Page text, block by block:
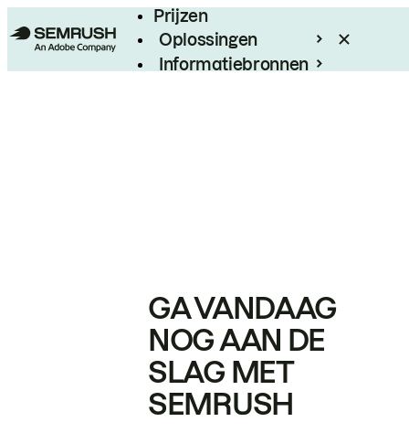
Prijzen
Oplossingen
Informatiebronnen
GA VANDAAG
NOG AAN DE
SLAG MET
SEMRUSH